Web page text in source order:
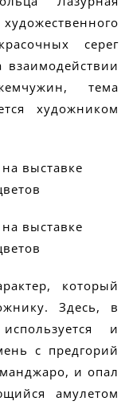
серег
взаимодействии
тема
художником
который
Здесь, в
и
с предгорий
и опал
амулетом